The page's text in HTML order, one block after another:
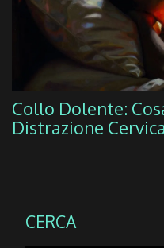
Collo Dolente:
Distrazione
CERCA